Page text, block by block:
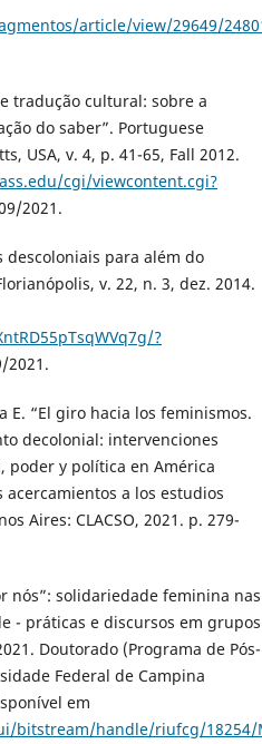
article/view/29649/
e tradução cultural: sobre a
do saber”. Portuguese
USA, v. 4, p. 41-65, Fall 2012.
cgi/viewcontent.cgi?
2021.
descoloniais para além do
v. 22, n. 3, dez. 2014.
?
2021.
E. “El giro hacia los feminismos.
decolonial: intervenciones
poder y política en América
acercamientos a los estudios
Aires: CLACSO, 2021. p. 279-
nós”: solidariedade feminina nas
- práticas e discursos em grupos
Doutorado (Programa de Pós-
Federal de Campina
em
handle/riufcg/18254/